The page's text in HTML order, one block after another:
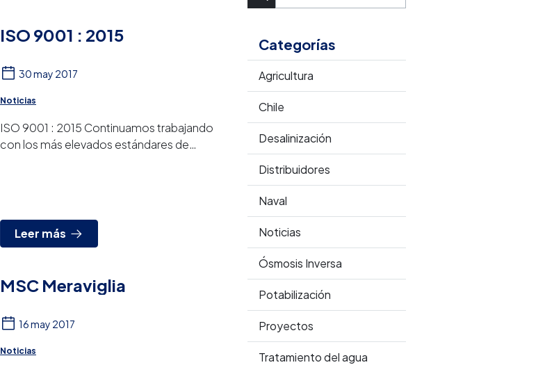
Categorías
Agricultura
Chile
Desalinización
Distribuidores
Naval
Noticias
Ósmosis Inversa
Potabilización
Proyectos
Tratamiento del agua
ISO 9001 : 2015
30 may 2017
Noticias
ISO 9001 : 2015 Continuamos trabajando
con los más elevados estándares de
Leer más
MSC Meraviglia
16 may 2017
Noticias